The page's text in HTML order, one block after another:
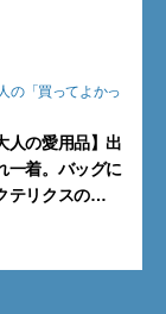
人の愛用品】出
一着。バッグに
テリクスの